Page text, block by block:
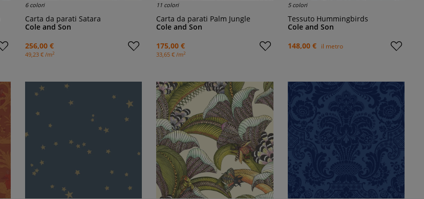
6 colori
Carta da parati Satara
Cole and Son
256,00 €
49,23 € /m2
11 colori
Carta da parati Palm Jungle
Cole and Son
175,00 €
33,65 € /m2
5 colori
Tessuto Hummingbirds
Cole and Son
148,00 € il metro